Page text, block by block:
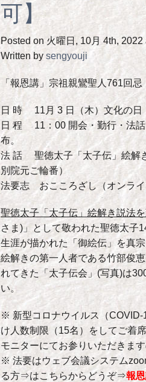
可】
Posted on 火曜日, 10月 4th, 2022
Written by sengyouji
「報恩講」宗祖親鸞聖人761回
日 時 11月 3 日（木）文化の
日 程 11：00 開会・勤行・
布。
法 話 聖徳太子「太子伝」絵解
別院元ご輪番）
法要志 おこころざし（オンライ
聖徳太子「太子伝」絵解き説法
さま)」として敬われた聖徳太子
生涯が描かれた「御絵伝」を真
絵解きの第一人者である竹部俊
れてきた「太子伝会」(写真)は
い。
※ 新型コロナウイルス（COVID-
け人数制限（15名）をしてご着
モニターにてお参りいただきま
※ 法要はウェブ会議システム
る方⇒はこちらからどうぞ⇒報